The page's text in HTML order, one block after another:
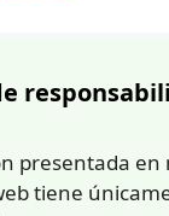
presentada en
tiene